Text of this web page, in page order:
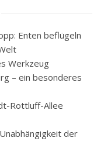
Enten beflügeln
Werkzeug
– ein besonderes
Rottluff-Allee
der